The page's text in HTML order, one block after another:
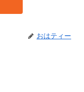
おはティー